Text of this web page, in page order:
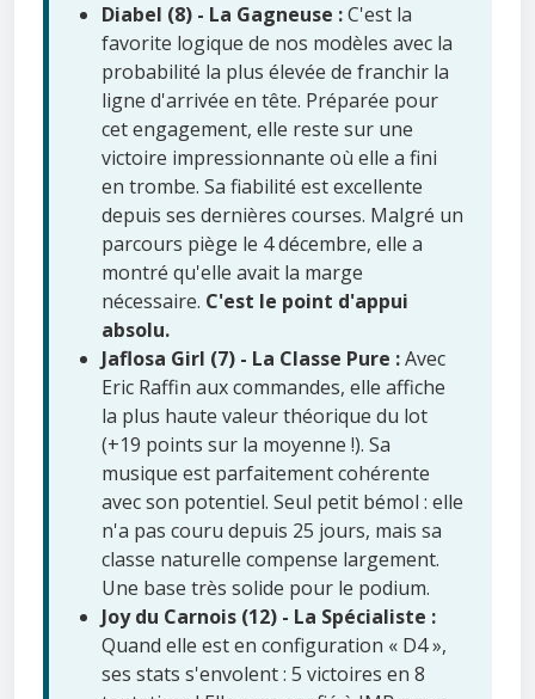
Diabel (8) - La Gagneuse :C'est la
favorite logique de nos modèles avec la
probabilité la plus élevée de franchir la
ligne d'arrivée en tête. Préparée pour
cet engagement, elle reste sur une
victoire impressionnante où elle a fini
en trombe. Sa fiabilité est excellente
depuis ses dernières courses. Malgré un
parcours piège le 4 décembre, elle a
montré qu'elle avait la marge
nécessaire. C'est le point d'appui
absolu.
Jaflosa Girl (7) - La Classe Pure :Avec
Eric Raffin aux commandes, elle affiche
la plus haute valeur théorique du lot
(+19 points sur la moyenne !). Sa
musique est parfaitement cohérente
avec son potentiel. Seul petit bémol : elle
n'a pas couru depuis 25 jours, mais sa
classe naturelle compense largement.
Une base très solide pour le podium.
Joy du Carnois (12) - La Spécialiste :
Quand elle est en configuration « D4 »,
ses stats s'envolent : 5 victoires en 8